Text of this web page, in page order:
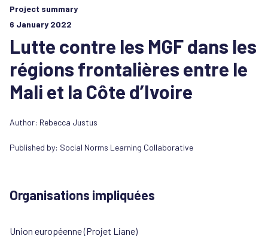
Project summary
6 January 2022
Lutte contre les MGF dans les
régions frontalières entre le
Mali et la Côte d’Ivoire
Author: Rebecca Justus
Published by: Social Norms Learning Collaborative
Organisations impliquées
Union européenne (Projet Liane)